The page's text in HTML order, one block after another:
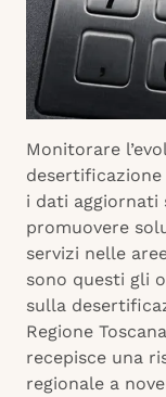
Monitorare
i dati aggiornati
promuovere
servizi nelle
sono questi gli
sulla
Regione
recepisce una
regionale a